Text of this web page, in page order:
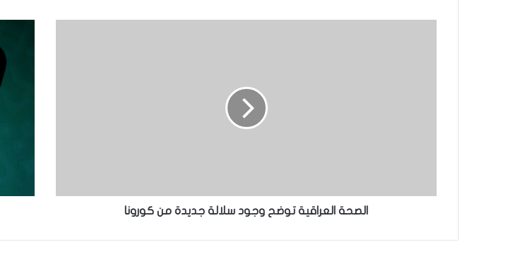
الصحة العراقية توضح وجود سلالة جديدة من كورونا
يتقدمان..